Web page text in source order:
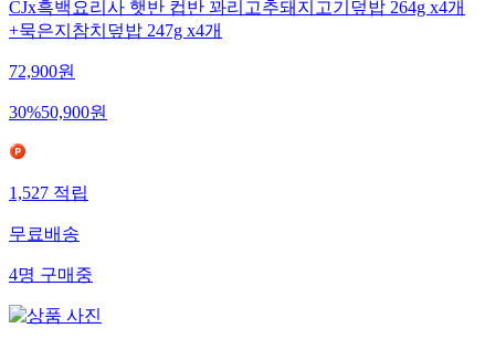
CJx흑백요리사 햇반 컵반 꽈리고추돼지고기덮밥 264g x4개
+묵은지참치덮밥 247g x4개
72,900원
30%50,900원
1,527적립
무료배송
4명구매중